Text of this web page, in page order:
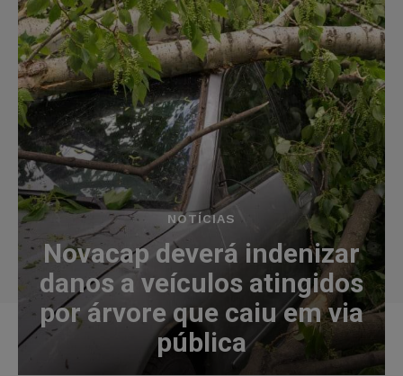
NOTÍCIAS
Novacap deverá indenizar
danos a veículos atingidos
por árvore que caiu em via
pública